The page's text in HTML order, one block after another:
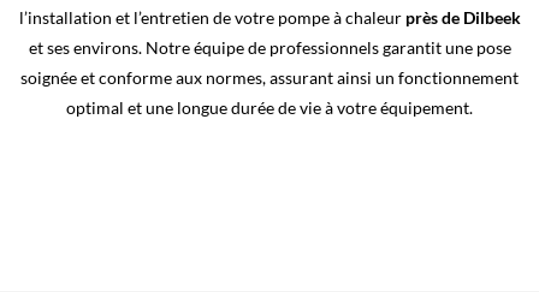
l’installation et l’entretien de votre pompe à chaleur près de Dilbeek
et ses environs. Notre équipe de professionnels garantit une pose
soignée et conforme aux normes, assurant ainsi un fonctionnement
optimal et une longue durée de vie à votre équipement.